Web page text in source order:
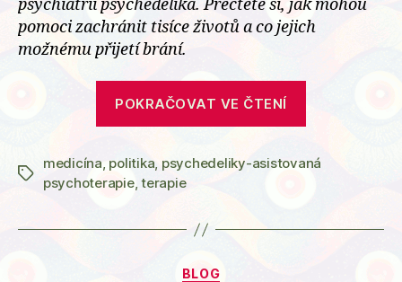
psychiatrii psychedelika. Přečtěte si, jak mohou
pomoci zachránit tisíce životů a co jejich
možnému přijetí brání.
POKRAČOVAT VE ČTENÍ
nepůjde“
Štítky
medicína, politika, psychedeliky-asistovaná
psychoterapie,terapie
Rubriky
BLOG